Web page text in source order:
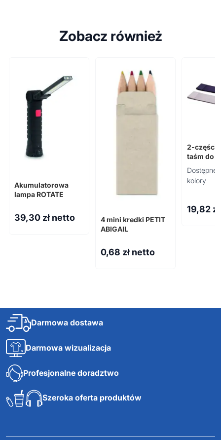
Zobacz również
Akumulatorowa
lampa ROTATE
39,30 zł netto
4 mini kredki PETIT
ABIGAIL
0,68 zł netto
2-
taśm do
Grip
Dostępne
kolory
19,82
Darmowa dostawa
Darmowa wizualizacja
Profesjonalne doradztwo
Szeroka oferta produktów